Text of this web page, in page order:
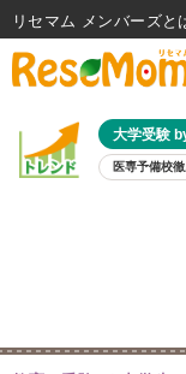
大学受験
医専予備校
リセマム メンバーズ